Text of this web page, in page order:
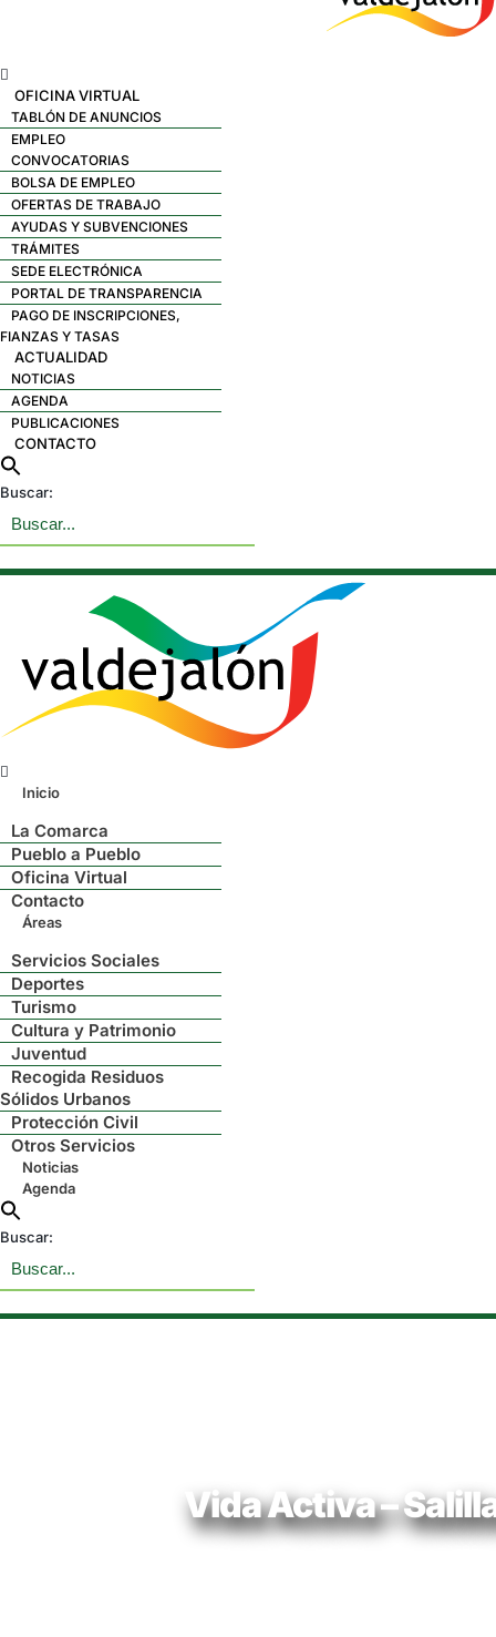
Menú
OFICINA VIRTUAL
TABLÓN DE ANUNCIOS
EMPLEO
CONVOCATORIAS
BOLSA DE EMPLEO
OFERTAS DE TRABAJO
AYUDAS Y SUBVENCIONES
TRÁMITES
SEDE ELECTRÓNICA
PORTAL DE TRANSPARENCIA
PAGO DE INSCRIPCIONES,
FIANZAS Y TASAS
ACTUALIDAD
NOTICIAS
AGENDA
PUBLICACIONES
CONTACTO
Buscar:
Menú
Inicio
La Comarca
Pueblo a Pueblo
Oficina Virtual
Contacto
Áreas
Servicios Sociales
Deportes
Turismo
Cultura y Patrimonio
Juventud
Recogida Residuos
Sólidos Urbanos
Protección Civil
Otros Servicios
Noticias
Agenda
Buscar:
Vida Activa –